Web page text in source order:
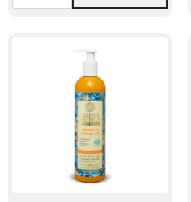
Natura